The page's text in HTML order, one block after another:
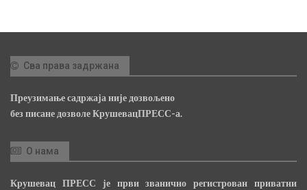
Сва права задржана
Преузимање садржаја није дозвољено
без писане дозволе КрушевацПРЕСС-а.
О нама
Крушевац ПРЕСС је први званично регистрован приватни